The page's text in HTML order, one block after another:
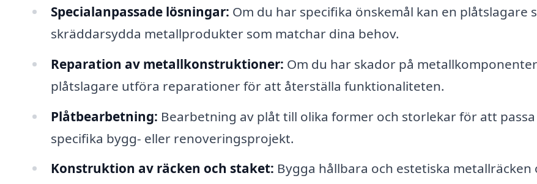
Specialanpassade lösningar: Om du har specifika önskemål kan en plåtslagare
skräddarsydda metallprodukter som matchar dina behov.
Reparation av metallkonstruktioner: Om du har skador på
plåtslagare utföra reparationer för att återställa funktionaliteten.
Plåtbearbetning: Bearbetning av plåt till olika former och storlekar för att passa
specifika bygg- eller renoveringsprojekt.
Konstruktion av räcken och staket: Bygga hållbara och estetiska metallräcken